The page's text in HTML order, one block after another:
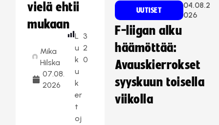
vielä ehtii
mukaan
Mika
Hilska
07.08.
2026
L
u
k
u
k
er
t
oj
3
2
0
UUTISET
04.08.2
026
F-liigan alku
häämöttää:
Avauskierrokset
syyskuun toisella
viikolla